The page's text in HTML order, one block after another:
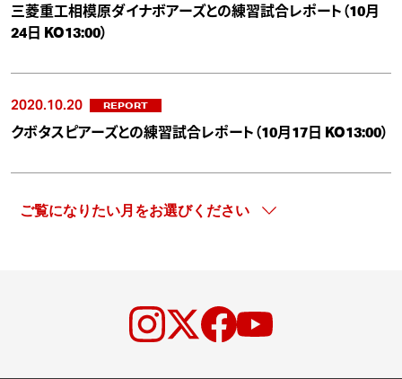
三菱重工相模原ダイナボアーズとの練習試合レポート（10月
24日 KO13:00）
2020.10.20 REPORT
クボタスピアーズとの練習試合レポート（10月17日 KO13:00）